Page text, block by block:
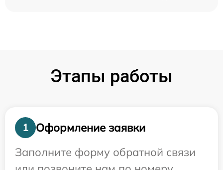
Этапы работы
1
Оформление заявки
Заполните форму обратной связи